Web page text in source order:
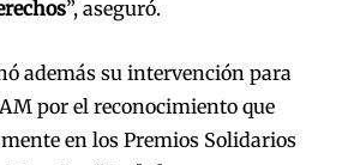
”, aseguró.
además su intervención para
por el reconocimiento que
en los Premios Solidarios